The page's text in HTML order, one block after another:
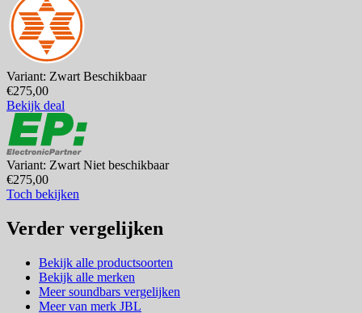
Variant: Zwart Beschikbaar
€275,00
Bekijk deal
Variant: Zwart Niet beschikbaar
€275,00
Toch bekijken
Verder vergelijken
Bekijk alle productsoorten
Bekijk alle merken
Meer soundbars vergelijken
Meer van merk JBL